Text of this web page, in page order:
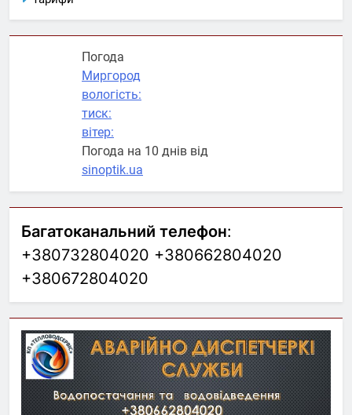
Погода
Миргород
вологість:
тиск:
вітер:
Погода на 10 днів від
sinoptik.ua
Багатоканальний телефон:
+380732804020 +380662804020
+380672804020